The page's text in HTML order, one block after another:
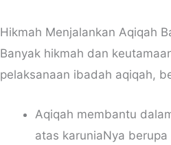
Hikmah Menjalankan Aqiqah
Banyak hikmah dan
pelaksanaan ibadah aqiqah,
Aqiqah membantu
atas karuniaNya